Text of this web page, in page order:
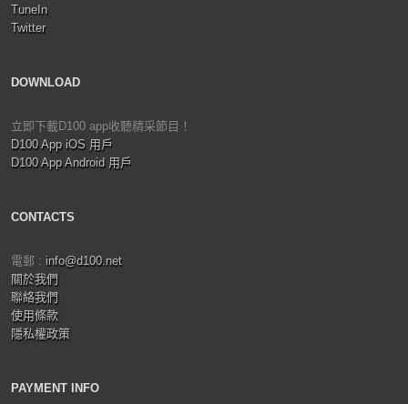
TuneIn
Twitter
DOWNLOAD
立即下載D100 app收聽精采節目！
D100 App iOS 用戶
D100 App Android 用戶
CONTACTS
電郵 : info@d100.net
關於我們
聯絡我們
使用條款
隱私權政策
PAYMENT INFO